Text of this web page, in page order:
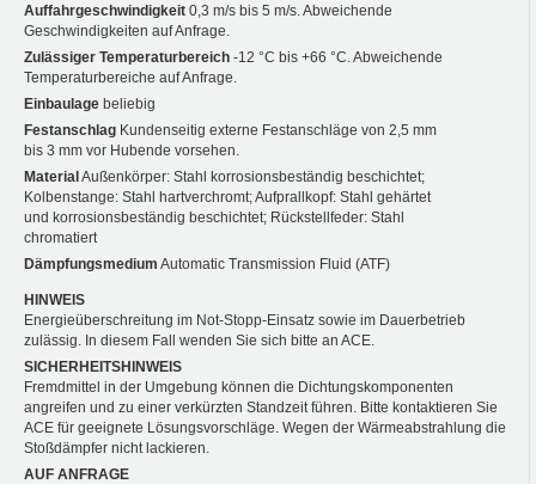
Auffahrgeschwindigkeit 0,3 m/s bis 5 m/s. Abweichende
Geschwindigkeiten auf Anfrage.
Zulässiger Temperaturbereich -12 °C bis +66 °C. Abweichende
Temperaturbereiche auf Anfrage.
Einbaulage beliebig
Festanschlag Kundenseitig externe Festanschläge von 2,5 mm
bis 3 mm vor Hubende vorsehen.
MaterialAußenkörper: Stahl korrosionsbeständig beschichtet;
Kolbenstange: Stahl hartverchromt; Aufprallkopf: Stahl gehärtet
und korrosionsbeständig beschichtet; Rückstellfeder: Stahl
chromatiert
Dämpfungsmedium Automatic Transmission Fluid (ATF)
HINWEIS
Energieüberschreitung im Not-Stopp-Einsatz sowie im Dauerbetrieb
zulässig. In diesem Fall wenden Sie sich bitte an ACE.
SICHERHEITSHINWEIS
Fremdmittel in der Umgebung können die Dichtungskomponenten
angreifen und zu einer verkürzten Standzeit führen. Bitte kontaktieren Sie
ACE für geeignete Lösungsvorschläge. Wegen der Wärmeabstrahlung die
Stoßdämpfer nicht lackieren.
AUF ANFRAGE